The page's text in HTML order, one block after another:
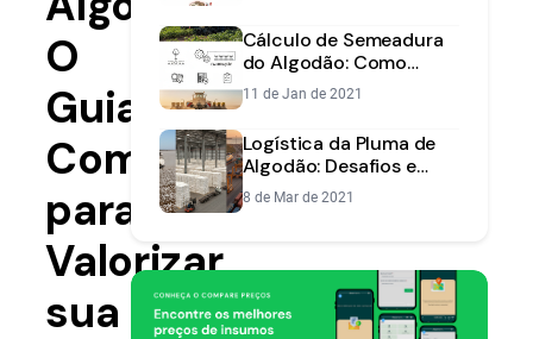
O
Guia
Completo
para
Valorizar
sua
Cálculo de Semeadura
do Algodão: Como
Acertar no Estande e
Otimizar Custos
11 de Jan de 2021
Logística da Pluma de
Algodão: Desafios e
Soluções do Campo ao
Porto
8 de Mar de 2021